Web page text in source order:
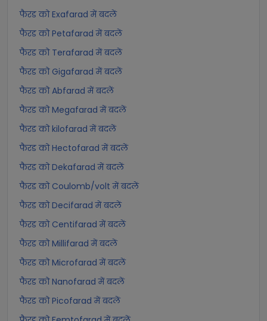
फैरड को Exafarad में बदलें
फैरड को Petafarad में बदलें
फैरड को Terafarad में बदलें
फैरड को Gigafarad में बदलें
फैरड को Abfarad में बदलें
फैरड को Megafarad में बदलें
फैरड को kilofarad में बदलें
फैरड को Hectofarad में बदलें
फैरड को Dekafarad में बदलें
फैरड को Coulomb/volt में बदलें
फैरड को Decifarad में बदलें
फैरड को Centifarad में बदलें
फैरड को Millifarad में बदलें
फैरड को Microfarad में बदलें
फैरड को Nanofarad में बदलें
फैरड को Picofarad में बदलें